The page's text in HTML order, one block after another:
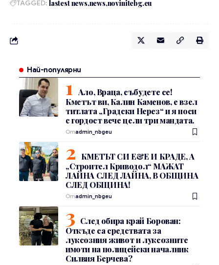
TAGGED: lastest news news novinitebg.eu
Най-популярни
Ало, Враца, събудете се!
Кметът ви, Калин Каменов, е взел
титлата „Градски Нерез“ и я носи
с гордост вече цели три мандата.
Отadmin_nbgeu
КМЕТЪТ СИ Е&Е И КРАДЕ, А
„Строител Криводол“ МАЖАТ
ЛАЙНА СЛЕД ЛАЙНА, В ОБЩИНА
СЛЕД ОБЩИНА!
Отadmin_nbgeu
След обира край Борован:
Откъде са средствата за
луксозния живот и луксозните
имоти на полицейски началник
Силвия Берчева?